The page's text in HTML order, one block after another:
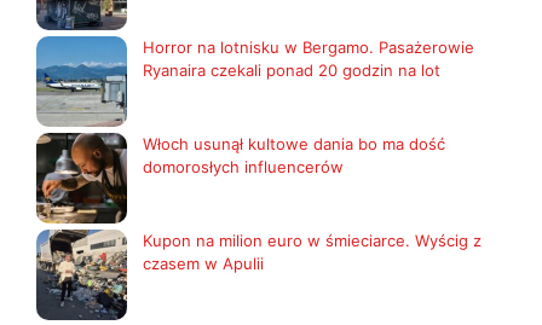
Horror na lotnisku w Bergamo. Pasażerowie
Ryanaira czekali ponad 20 godzin na lot
Włoch usunął kultowe dania bo ma dość
domorosłych influencerów
Kupon na milion euro w śmieciarce. Wyścig z
czasem w Apulii